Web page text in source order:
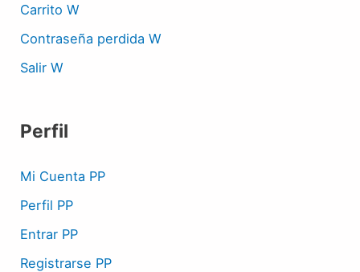
Carrito W
Contraseña perdida W
Salir W
Perfil
Mi Cuenta PP
Perfil PP
Entrar PP
Registrarse PP